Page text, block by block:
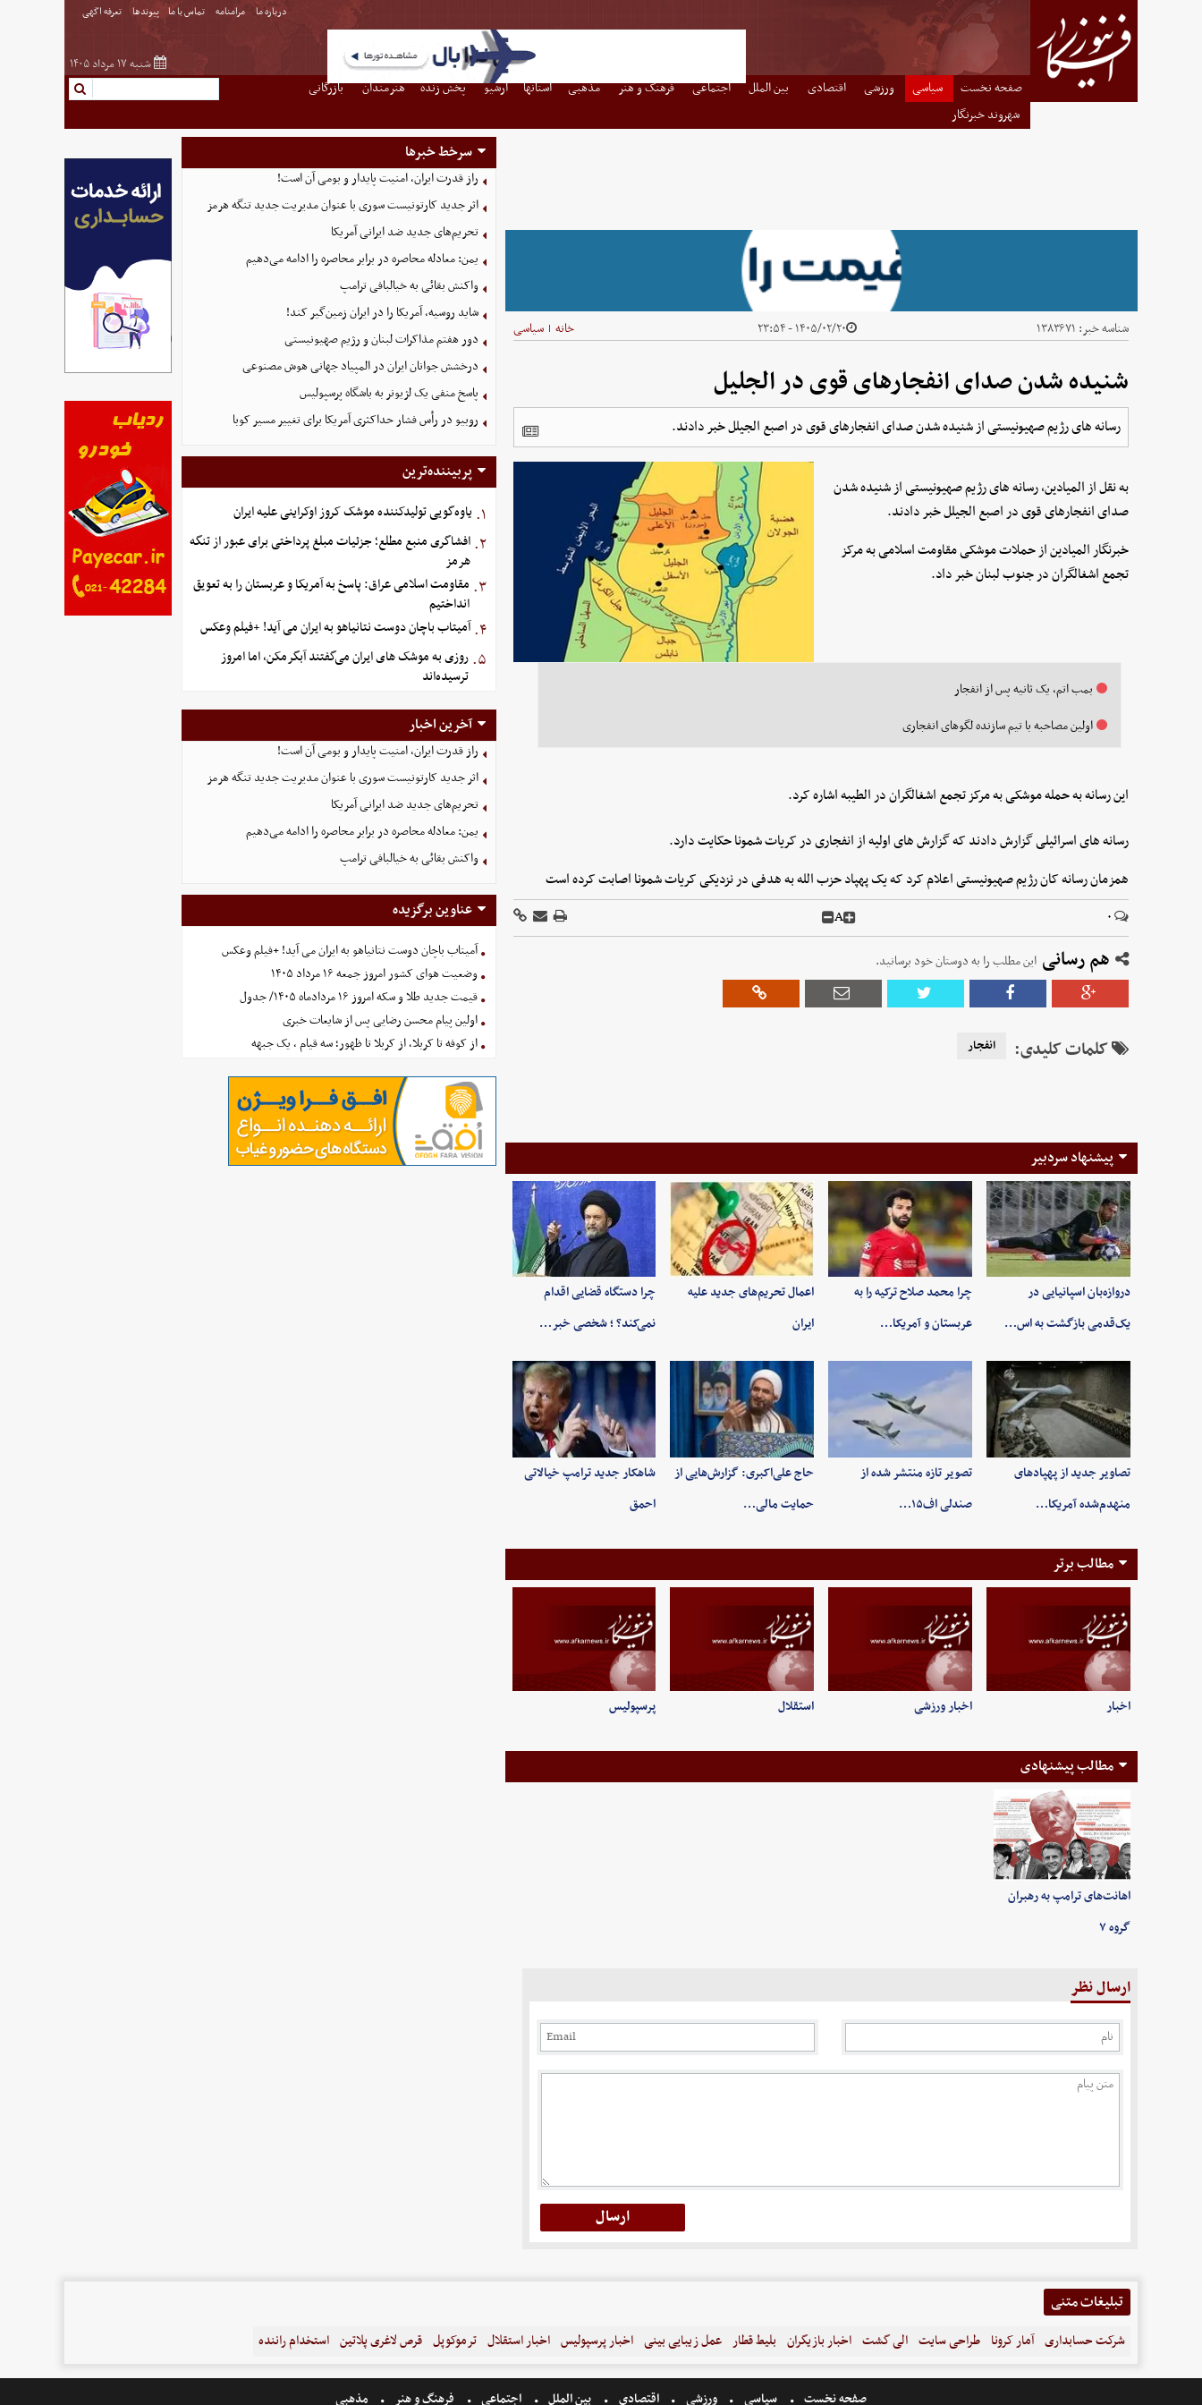
درباره ما مرامنامه تماس با ما پیوندها تعرفه اگهی
شنبه ۱۷ مرداد ۱۴۰۵
صفحه نخست سیاسی ورزشی اقتصادی بین الملل اجتماعی فرهنگ و هنر مذهبی استانها آرشیو پخش زنده هنرمندان
بازرگانی
شهروند خبرنگار
شناسه خبر: ۱۳۸۳۶۷۱ ۱۴۰۵/۰۲/۲۰ - ۲۳:۵۴ خانه | سیاسی
شنیده شدن صدای انفجارهای قوی در الجلیل
رسانه های رژیم صهیونیستی از شنیده شدن صدای انفجارهای قوی در اصبع الجیلل خبر دادند.
به نقل از المیادین، رسانه های رژیم صهیونیستی از شنیده شدن
صدای انفجارهای قوی در اصبع الجیلل خبر دادند.
خبرنگار المیادین از حملات موشکی مقاومت اسلامی به مرکز
تجمع اشغالگران در جنوب لبنان خبر داد.
بمب اتم، یک ثانیه پس از انفجار
اولین مصاحبه با تیم سازنده لگوهای انفجاری
این رسانه به حمله موشکی به مرکز تجمع اشغالگران در الطیبه اشاره کرد.
رسانه های اسرائیلی گزارش دادند که گزارش های اولیه از انفجاری در کریات شمونا حکایت دارد.
همزمان رسانه کان رژیم صهیونیستی اعلام کرد که یک پهپاد حزب الله به هدفی در نزدیکی کریات شمونا اصابت کرده است
۰ A
هم رسانی این مطلب را به دوستان خود برسانید.
کلمات کلیدی: انفجار
پیشنهاد سردبیر
دروازه‌بان اسپانیایی در
یک‌قدمی بازگشت به اس…
چرا محمد صلاح ترکیه را به
عربستان و آمریکا…
اعمال تحریم‌های جدید علیه
ایران
چرا دستگاه قضایی اقدام
نمی‌کند؟ ؛ شخصی خبر…
تصاویر جدید از پهپادهای
منهدم‌شده آمریکا…
تصویر تازه منتشر شده از
صندلی اف۱۵…
حاج علی‌اکبری: گزارش‌هایی از
حمایت مالی…
شاهکار جدید ترامپ خیالاتی
احمق
مطالب برتر
اخبار اخبار ورزشی استقلال پرسپولیس
مطالب پیشنهادی
اهانت‌های ترامپ به رهبران
گروه ۷
ارسال نظر
سرخط خبرها
راز قدرت ایران، امنیت پایدار و بومی آن است!
اثر جدید کارتونیست سوری با عنوان مدیریت جدید تنگه هرمز
تحریم‌های جدید ضد ایرانی آمریکا
یمن: معادله محاصره در برابر محاصره را ادامه می‌دهیم
واکنش بقائی به خیالبافی ترامپ
شاید روسیه، آمریکا را در ایران زمین‌گیر کند!
دور هفتم مذاکرات لبنان و رژیم صهیونیستی
درخشش جوانان ایران در المپیاد جهانی هوش مصنوعی
پاسخ منفی یک لژیونر به باشگاه پرسپولیس
روبیو در رأس فشار حداکثری آمریکا برای تغییر مسیر کوبا
پربیننده‌ترین
۱. یاوه‌گویی تولیدکننده موشک کروز اوکراینی علیه ایران
۲. افشاگری منبع مطلع؛ جزئیات مبلغ پرداختی برای عبور از تنگه
هرمز
۳. مقاومت اسلامی عراق: پاسخ به آمریکا و عربستان را به تعویق
انداختیم
۴. آمیتاب باچان دوست نتانیاهو به ایران می آید! +فیلم وعکس
۵. روزی به موشک‌ های ایران می‌گفتند آبگرمکن، اما امروز
ترسیده‌اند
آخرین اخبار
راز قدرت ایران، امنیت پایدار و بومی آن است!
اثر جدید کارتونیست سوری با عنوان مدیریت جدید تنگه هرمز
تحریم‌های جدید ضد ایرانی آمریکا
یمن: معادله محاصره در برابر محاصره را ادامه می‌دهیم
واکنش بقائی به خیالبافی ترامپ
عناوین برگزیده
آمیتاب باچان دوست نتانیاهو به ایران می آید! +فیلم وعکس
وضعیت هوای کشور امروز جمعه ۱۶ مرداد ۱۴۰۵
قیمت جدید طلا و سکه امروز ۱۶ مردادماه ۱۴۰۵/ جدول
اولین پیام محسن رضایی پس از شایعات خبری
از کوفه تا کربلا، از کربلا تا ظهور؛ سه قیام ، یک جبهه
تبلیغات متنی
شرکت حسابداری آمار کرونا طراحی سایت الی گشت اخبار بازیگران بلیط قطار عمل زیبایی بینی اخبار پرسپولیس اخبار استقلال ترموکوپل قرص لاغری پلاتین استخدام راننده
صفحه نخست سیاسی ورزشی اقتصادی بین الملل اجتماعی فرهنگ و هنر مذهبی